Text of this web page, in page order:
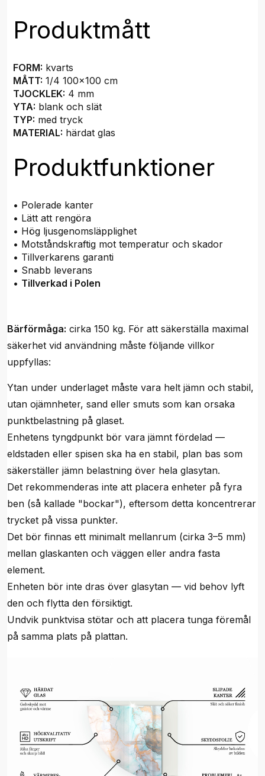
Produktmått
FORM: kvarts
MÅTT: 1/4 100x100 cm
TJOCKLEK: 4 mm
YTA: blank och slät
TYP: med tryck
MATERIAL: härdat glas
Produktfunktioner
• Polerade kanter
• Lätt att rengöra
• Hög ljusgenomsläpplighet
• Motståndskraftig mot temperatur och skador
• Tillverkarens garanti
• Snabb leverans
• Tillverkad i Polen
Bärförmåga: cirka 150 kg. För att säkerställa maximal
säkerhet vid användning måste följande villkor
uppfyllas:
Ytan under underlaget måste vara helt jämn och stabil,
utan ojämnheter, sand eller smuts som kan orsaka
punktbelastning på glaset.
Enhetens tyngdpunkt bör vara jämnt fördelad —
eldstaden eller spisen ska ha en stabil, plan bas som
säkerställer jämn belastning över hela glasytan.
Det rekommenderas inte att placera enheter på fyra
ben (så kallade "bockar"), eftersom detta koncentrerar
trycket på vissa punkter.
Det bör finnas ett minimalt mellanrum (cirka 3–5 mm)
mellan glaskanten och väggen eller andra fasta
element.
Enheten bör inte dras över glasytan — vid behov lyft
den och flytta den försiktigt.
Undvik punktvisa stötar och att placera tunga föremål
på samma plats på plattan.